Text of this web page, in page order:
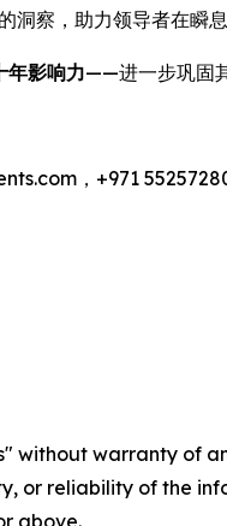
洞察，助力领导者在瞬
年影响力——进一步巩固
，+971
without warranty
or reliability of the